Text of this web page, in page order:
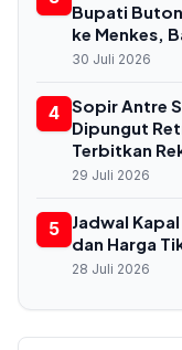
Bupati
ke Menkes,
Kekurangan
30 Juli 2026
4 Sopir Antre
Dipungut
Terbitkan
29 Juli 2026
5
Jadwal
dan Harga
28 Juli 2026